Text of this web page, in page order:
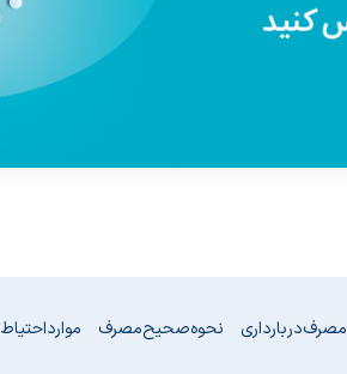
مصرف در بارداری نحوه صحیح مصرف موارد احتیاط